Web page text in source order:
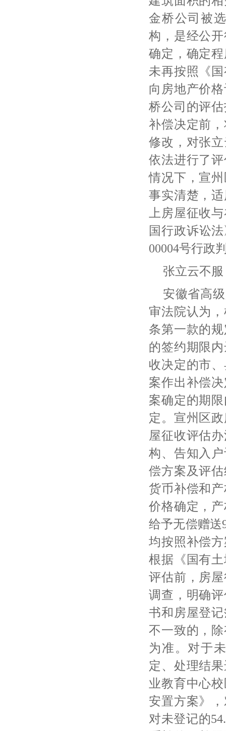
金桥公司被
构，是经公
确定，确定
未再按照《
向房地产价
桥公司的评
补偿决定前
修改，对张
依法进行了
情况下，宣
事实清楚，
上房屋征收
国行政诉讼
00004号行政
张立云不
安徽省高
审法院认为
条第一款的
的签约期限
收决定的市
案作出补偿
案确定的期
定。宣州区
屋征收评估
构、告知入
偿方案及评
货币补偿和
价格确定，
给予无偿赠送
均按照补偿
根据《国有
评估前，房
调查，明确
书和房屋登
不一致的，
为准。对于
定、处理结
业教育中心
安置方案》
对未登记的